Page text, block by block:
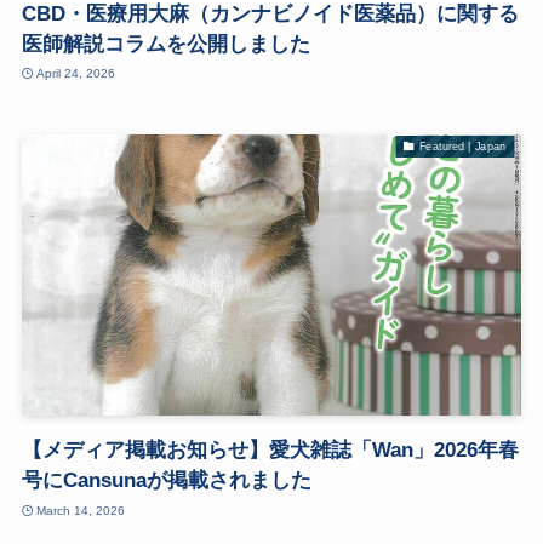
CBD・医療用大麻（カンナビノイド医薬品）に関する
医師解説コラムを公開しました
April 24, 2026
Featured | Japan
【メディア掲載お知らせ】愛犬雑誌「Wan」2026年春
号にCansunaが掲載されました
March 14, 2026